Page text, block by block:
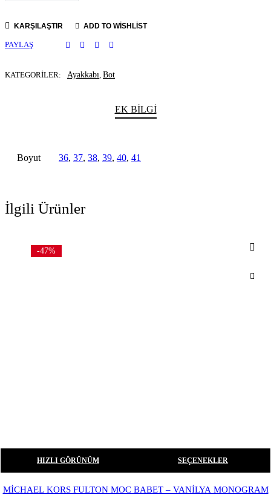
KARŞILAŞTIR ADD TO WISHLIST
PAYLAŞ
KATEGORILER: Ayakkabı, Bot
EK BILGI
Boyut 36, 37, 38, 39, 40, 41
İlgili Ürünler
-47%
HIZLI GÖRÜNÜM SEÇENEKLER
MICHAEL KORS FULTON MOC BABET – VANILYA MONOGRAM